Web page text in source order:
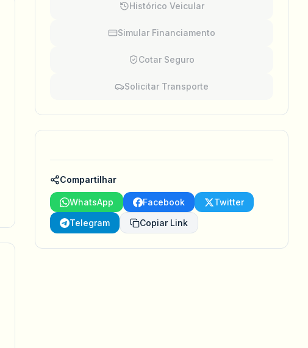
Histórico Veicular
Simular Financiamento
Cotar Seguro
Solicitar Transporte
Compartilhar
WhatsApp Facebook
Twitter
Telegram
Copiar Link